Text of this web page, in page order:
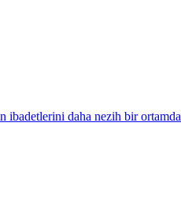
ibadetlerini daha nezih bir ortamda